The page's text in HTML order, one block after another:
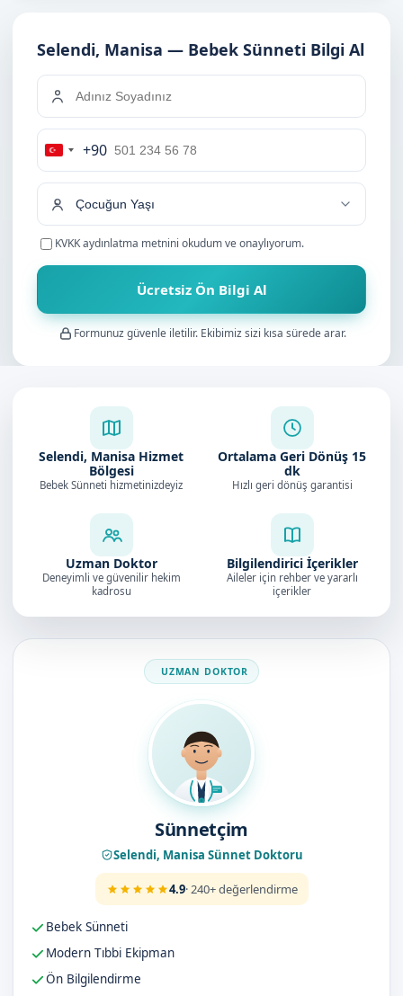
Selendi, Manisa — Bebek Sünneti Bilgi Al
Turkey
+90
+90
KVKK aydınlatma metnini okudum ve onaylıyorum.
Ücretsiz Ön Bilgi Al
Formunuz güvenle iletilir. Ekibimiz sizi kısa sürede arar.
Selendi, Manisa Hizmet
Bölgesi
Bebek Sünneti hizmetinizdeyiz
Ortalama Geri Dönüş 15
dk
Hızlı geri dönüş garantisi
Uzman Doktor
Deneyimli ve güvenilir hekim
kadrosu
Bilgilendirici İçerikler
Aileler için rehber ve yararlı
içerikler
Doktorumuz
Sünnetçim
Selendi, Manisa Sünnet Doktoru
4.9· 240+ değerlendirme
Bebek Sünneti
Modern Tıbbi Ekipman
Ön Bilgilendirme